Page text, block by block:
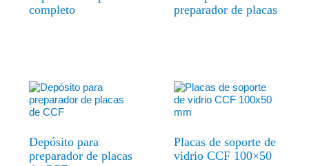
completo
preparador de placas
Depósito para
preparador de placas
Placas de soporte de
vidrio CCF 100×50